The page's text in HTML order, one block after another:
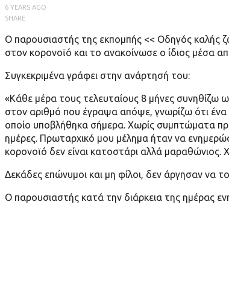
6 YEARS AGO
SHARE
Ο παρουσιαστής της εκπομπής << Οδηγός καλής
στον κορονοϊό και το ανακοίνωσε ο ίδιος μέσα
Συγκεκριμένα γράφει στην ανάρτησή του:
«Κάθε μέρα τους τελευταίους 8 μήνες
στον αριθμό που έγραψα απόψε, γνωρίζω ότι
οποίο υποβλήθηκα σήμερα. Χωρίς συμπτώματα
ημέρες. Πρωταρχικό μου μέλημα ήταν να
κορονοϊό δεν είναι κατοστάρι αλλά μαραθώνιος.
Δεκάδες επώνυμοι και μη φίλοι, δεν άργησαν
Ο παρουσιαστής κατά την διάρκεια της ημέρας